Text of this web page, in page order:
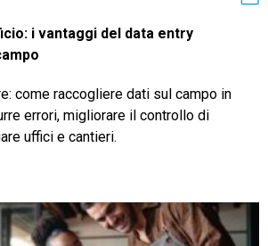
i vantaggi del data entry
come raccogliere dati sul campo in
errori, migliorare il controllo di
uffici e cantieri.